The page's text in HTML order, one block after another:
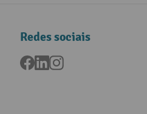
Redes sociais
Facebook
LinkedInInstagram